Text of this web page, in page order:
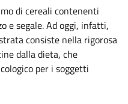
di cereali contenenti
e segale. Ad oggi, infatti,
consiste nella rigorosa
dalla dieta, che
per i soggetti